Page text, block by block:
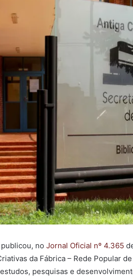
no Jornal Oficial nº 4.365
da Fábrica – Rede Popular
pesquisas e